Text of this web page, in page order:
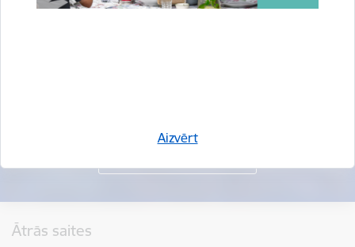
Aizvērt
Ātrās saites